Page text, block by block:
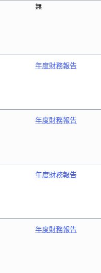
無
年度財務報告
年度財務報告
年度財務報告
年度財務報告